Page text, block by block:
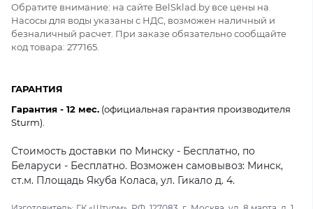
Обратите внимание: на сайте BelSklad.by все цены на
Насосы для воды указаны с НДС, возможен наличный и
безналичный расчет. При заказе обязательно сообщайте
код товара: 277165.
ГАРАНТИЯ
Гарантия - 12 мес. (официальная гарантия производителя
Sturm).
Стоимость доставки по Минску - Бесплатно, по
Беларуси - Бесплатно. Возможен самовывоз: Минск,
ст.м. Площадь Якуба Коласа, ул. Гикало д. 4.